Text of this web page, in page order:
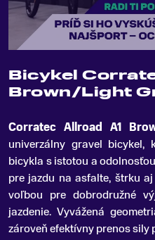
Bicykel
Brown/Light
Corratec Allroad A1
univerzálny gravel bicykel,
bicykla s istotou a
pre jazdu na asfalte, štrku
voľbou pre dobrodružné
jazdenie. Vyvážená
zároveň efektívny prenos sily